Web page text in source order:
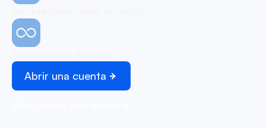
Abrir una cuenta